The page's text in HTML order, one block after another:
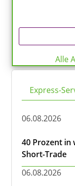
Alle
Express-
06.08.2026
40 Prozent in
Short-Trade
06.08.2026